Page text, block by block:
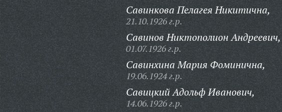
Савинкова Пелагея Никитична,
21.10.1926 г.р.
Савинов Никтополион Андреевич,
01.07.1926 г.р.
Савинхина Мария Фоминична,
19.06.1924 г.р.
Савицкий Адольф Иванович,
14.06.1926 г.р.